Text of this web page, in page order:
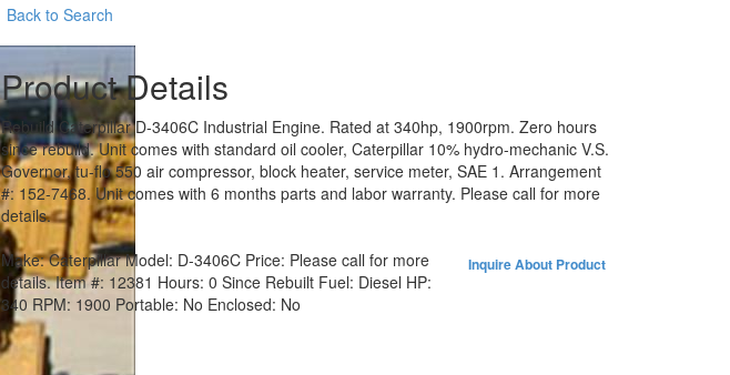
Back to Search
Product Details
Rebuild Caterpillar D-3406C Industrial Engine. Rated at 340hp, 1900rpm. Zero hours
since rebuild. Unit comes with standard oil cooler, Caterpillar 10% hydro-mechanic V.S.
Governor, tu-flo 550 air compressor, block heater, service meter, SAE 1. Arrangement
#: 152-7468. Unit comes with 6 months parts and labor warranty. Please call for more
details.
Inquire About Product
Make:Caterpillar Model: D-3406C Price: Please call for more
details. Item #: 12381 Hours: 0 Since Rebuilt Fuel: Diesel HP:
340 RPM: 1900 Portable: No Enclosed: No